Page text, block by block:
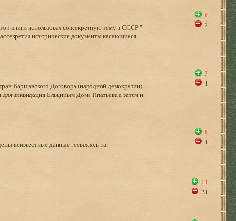
книги использовал совсекретную тему в СССР "
исторические документы касающиеся
6
2
Варшавского Договора (народной демократии)
ликвидации Ельциным Дома Ипатьева а затем и
3
1
неизвестные данные , ссылаясь на
8
1
11
21